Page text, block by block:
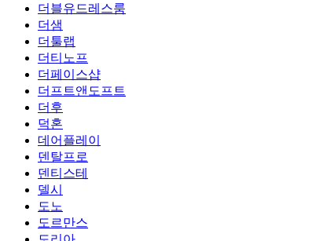
더블유드레스룸
더샘
더툴랩
더티노프
더페이스샵
더프트앤도프트
더후
덕혼
데어플레이
덴탈프로
덴티스테
델시
도노
도르만스